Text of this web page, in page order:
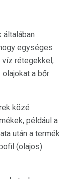
általában
egységes
víz rétegekkel,
olajokat a bőr
közé
például a
után a termék
(olajos)